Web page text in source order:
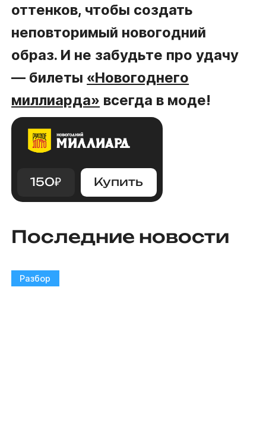
оттенков, чтобы создать
неповторимый новогодний
образ. И не забудьте про удачу
— билеты «Новогоднего
миллиарда» всегда в моде!
150₽ Купить
Последние новости
Разбор